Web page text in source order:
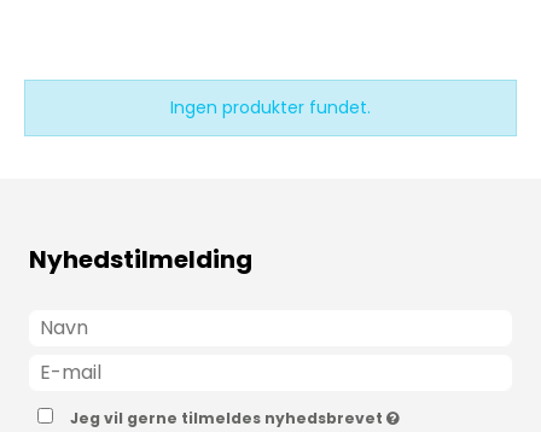
Ingen produkter fundet.
Nyhedstilmelding
Jeg vil gerne tilmeldes nyhedsbrevet